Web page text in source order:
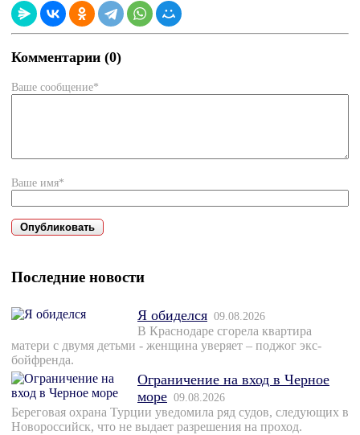
Комментарии (0)
Ваше сообщение*
Ваше имя*
Последние новости
Я обиделся 09.08.2026
В Краснодаре сгорела квартира
матери с двумя детьми - женщина уверяет – поджог экс-
бойфренда.
Ограничение на вход в Черное
море 09.08.2026
Береговая охрана Турции уведомила ряд судов, следующих в
Новороссийск, что не выдает разрешения на проход.